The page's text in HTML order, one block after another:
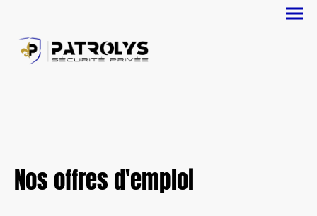
Nos offres d'emploi